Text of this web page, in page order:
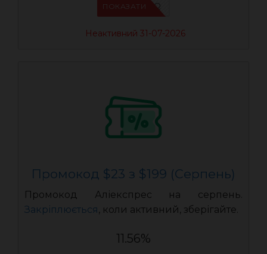
IFP94JWQ
ПОКАЗАТИ
Неактивний 31-07-2026
Промокод $23 з $199 (Серпень)
Промокод Аліекспрес на серпень.
Закріплюється, коли активний, зберігайте.
11.56%